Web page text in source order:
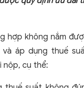
hợp không nắm
áp dụng thuế
nộp, cụ thể: